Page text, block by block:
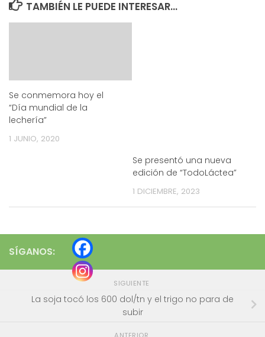
TAMBIÉN LE PUEDE INTERESAR...
Se conmemora hoy el
“Día mundial de la
lechería”
1 JUNIO, 2020
Se presentó una nueva
edición de “TodoLáctea”
1 DICIEMBRE, 2023
SÍGANOS:
SIGUIENTE
La soja tocó los 600 dol/tn y el trigo no para de
subir